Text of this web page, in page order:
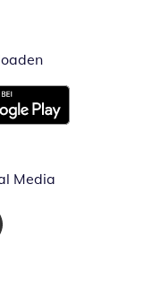
Öffnet in
Fenster
Media
Fenster
in neuem Fenster